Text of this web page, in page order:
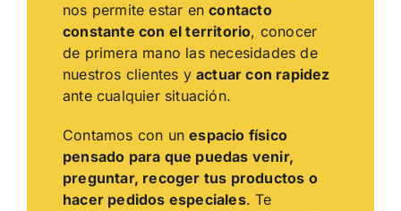
nos permite estar encontacto
constante con el territorio, conocer
de primera mano las necesidades de
nuestros clientes y actuar con rapidez
ante cualquier situación.
Contamos con unespacio físico
pensado para que puedas venir,
preguntar, recoger tus productos o
hacer pedidos especiales. Te